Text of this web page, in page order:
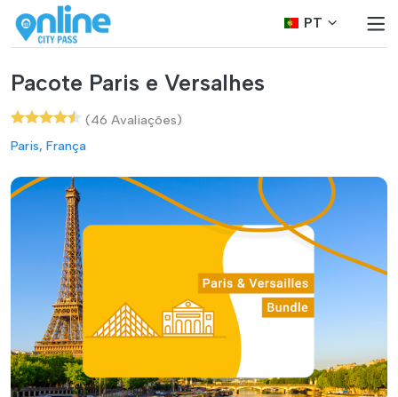
PT
Pacote Paris e Versalhes
(46 Avaliações)
Paris, França